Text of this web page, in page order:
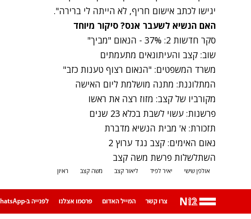
יגישו לכתב אישום חריף, לא הייתה לי ברירה".
האם הנשיא לשעבר אנס? סיקור מיוחד
סקר חדשות 2: 37% - הנאום "מביך"
שוב: קצב והעיתונאים מתעמתים
משרד המשפטים: "הנאום רצוף טענות כזב"
המתלוננת: מתנה מושלמת ליום האישה
מקורביו של קצב: מזוז רצה את ראשו
פרשנות: עשוי לשבת בכלא 23 שנים
תזכורת: א' מבית הנשיא מדברת
נאום האימים: קצב נגד ערוץ 2
השתלשלות פרשת משה קצב
אולפן שישי יאיר לפיד ליאור קצב משה קצב ראיון
צרו קשר המייל האדום פרסמו אצלנו לפנייה ב-WhatsApp